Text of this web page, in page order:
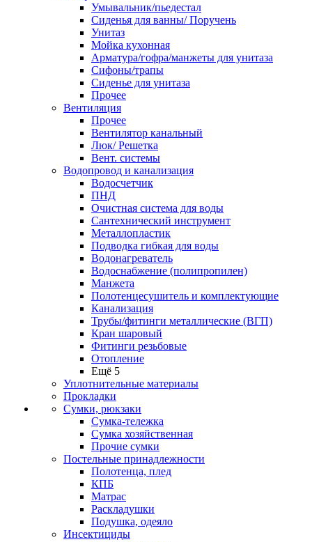
Умывальник/пьедестал
Сиденья для ванны/ Поручень
Унитаз
Мойка кухонная
Арматура/гофра/манжеты для унитаза
Сифоны/трапы
Сиденье для унитаза
Прочее
Вентиляция
Прочее
Вентилятор канальный
Люк/ Решетка
Вент. системы
Водопровод и канализация
Водосчетчик
ПНД
Очистная система для воды
Сантехнический инструмент
Металлопластик
Подводка гибкая для воды
Водонагреватель
Водоснабжение (полипропилен)
Манжета
Полотенцесушитель и комплектующие
Канализация
Трубы/фитинги металлические (ВГП)
Кран шаровый
Фитинги резьбовые
Отопление
Ещё 5
Уплотнительные материалы
Прокладки
Сумки, рюкзаки
Сумка-тележка
Сумка хозяйственная
Прочие сумки
Постельные принадлежности
Полотенца, плед
КПБ
Матрас
Раскладушки
Подушка, одеяло
Инсектициды